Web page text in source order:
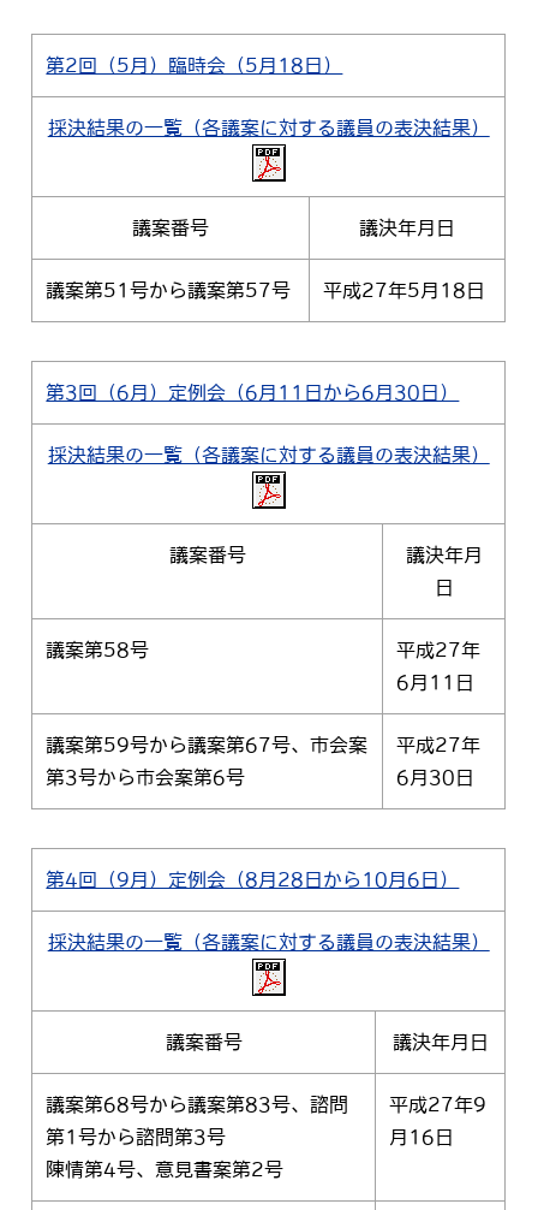
第2回（5月）臨時会（5月18日）
採決結果の一覧（各議案に対する議員の表決結果）
議案番号 議決年月日
議案第51号から議案第57号 平成27年5月18日
第3回（6月）定例会（6月11日から6月30日）
採決結果の一覧（各議案に対する議員の表決結果）
議案番号
議決年月
日
議案第58号
平成27年
6月11日
議案第59号から議案第67号、市会案
第3号から市会案第6号
平成27年
6月30日
第4回（9月）定例会（8月28日から10月6日）
採決結果の一覧（各議案に対する議員の表決結果）
議案番号 議決年月日
議案第68号から議案第83号、諮問
第1号から諮問第3号
陳情第4号、意見書案第2号
平成27年9
月16日